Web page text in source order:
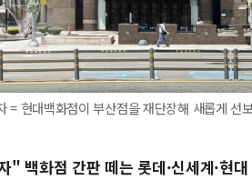
= 현대백화점이 부산점을 재단장해 새롭게
백화점 간판 떼는 롯데·신세계·현대